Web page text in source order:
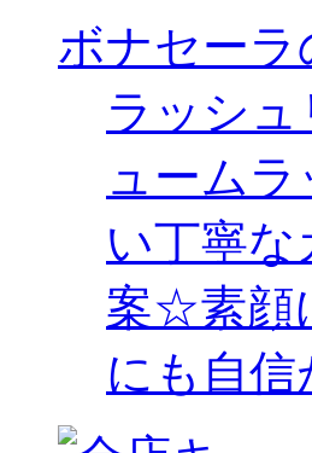
ボナセー
ラッシ
ューム
い丁寧
案☆素顔
にも自